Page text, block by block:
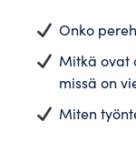
Onko
Mitkä ovat
missä on
Miten